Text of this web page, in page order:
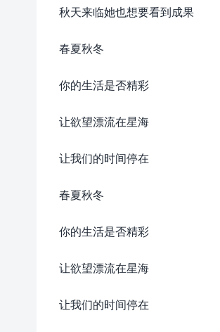
秋天来临她也想要看到成果
春夏秋冬
你的生活是否精彩
让欲望漂流在星海
让我们的时间停在
春夏秋冬
你的生活是否精彩
让欲望漂流在星海
让我们的时间停在